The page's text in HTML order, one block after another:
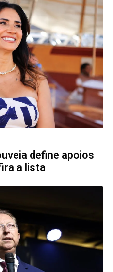
define apoios
a lista